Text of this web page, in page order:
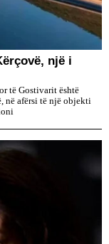
një i
të Gostivarit është
në afërsi të një objekti